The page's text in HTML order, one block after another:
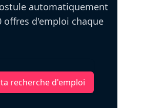
automatiquement
offres d'emploi chaque
recherche d'emploi